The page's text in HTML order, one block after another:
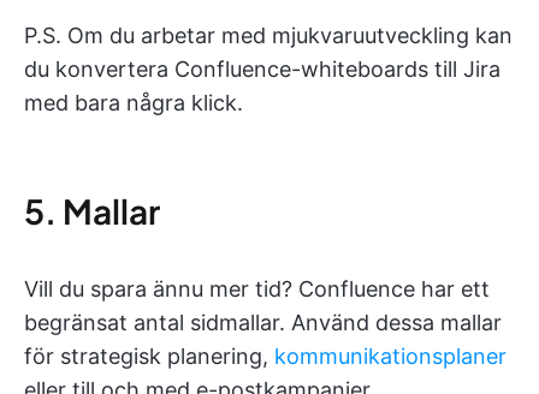
P.S. Om du arbetar med mjukvaruutveckling kan
du konvertera Confluence-whiteboards till Jira
med bara några klick.
5. Mallar
Vill du spara ännu mer tid? Confluence har ett
begränsat antal sidmallar. Använd dessa mallar
för strategisk planering, kommunikationsplaner